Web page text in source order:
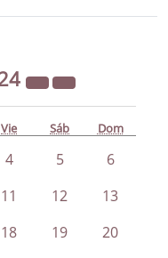
Vie Sáb Dom
4 5
6
11 12
13
18 19 20